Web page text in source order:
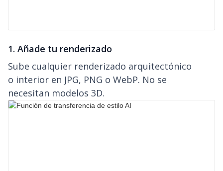
1. Añade tu renderizado
Sube cualquier renderizado arquitectónico
o interior en JPG, PNG o WebP. No se
necesitan modelos 3D.